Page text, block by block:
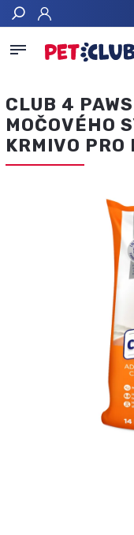
CLUB 4
MOČOVÉHO
KRMIVO PRO